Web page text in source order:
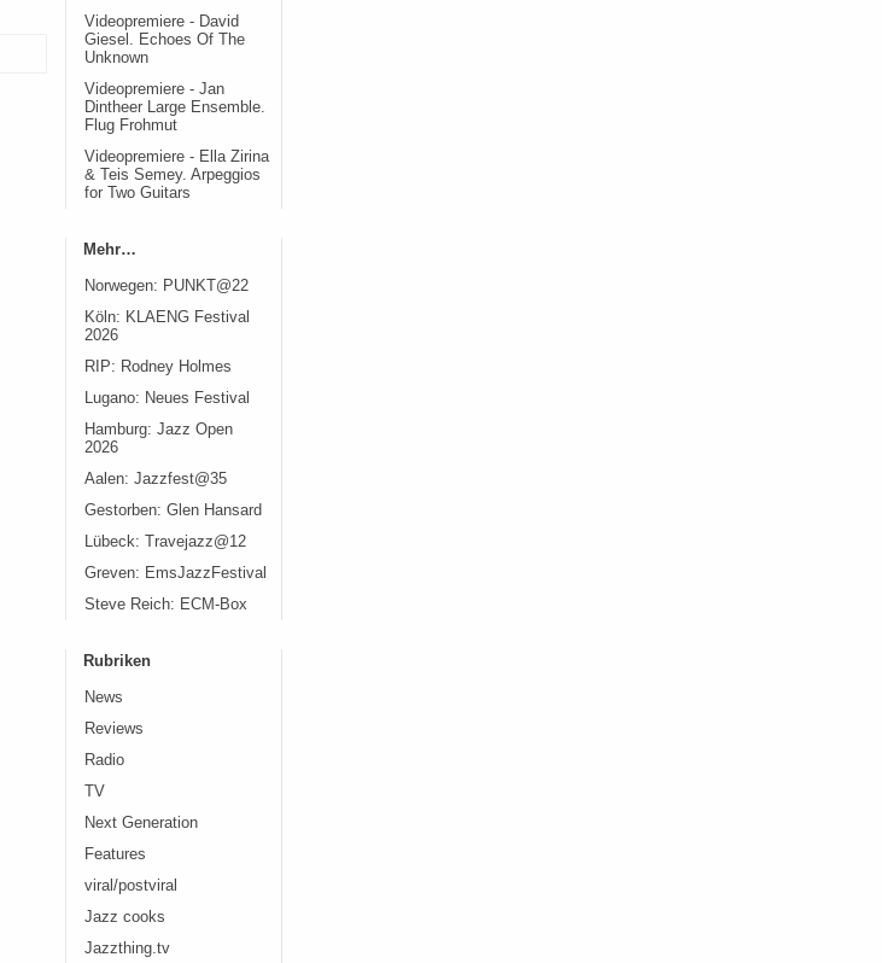
Videopremiere - David
Giesel. Echoes Of The
Unknown
Videopremiere - Jan
Dintheer Large Ensemble.
Flug Frohmut
Videopremiere - Ella Zirina
& Teis Semey. Arpeggios
for Two Guitars
Mehr…
Norwegen: PUNKT@22
Köln: KLAENG Festival
2026
RIP: Rodney Holmes
Lugano: Neues Festival
Hamburg: Jazz Open
2026
Aalen: Jazzfest@35
Gestorben: Glen Hansard
Lübeck: Travejazz@12
Greven: EmsJazzFestival
Steve Reich: ECM-Box
Rubriken
News
Reviews
Radio
TV
Next Generation
Features
viral/postviral
Jazz cooks
Jazzthing.tv